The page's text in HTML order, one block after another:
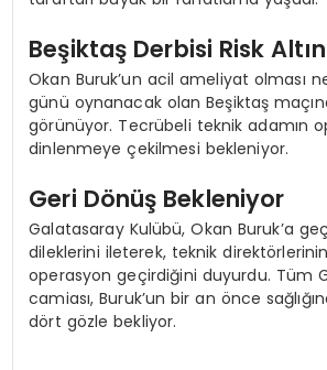
Beşiktaş Derbisi Risk
Okan Buruk’un acil ameliyat olması
günü oynanacak olan Beşiktaş
görünüyor. Tecrübeli teknik adamın
dinlenmeye çekilmesi bekleniyor.
Geri Dönüş Bekleniyor
Galatasaray Kulübü, Okan Buruk’a
dileklerini ileterek, teknik direktörlerinin
operasyon geçirdiğini duyurdu. Tüm
camiası, Buruk’un bir an önce
dört gözle bekliyor.